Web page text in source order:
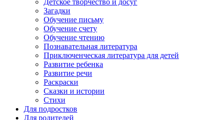
Детское творчество и досуг
Загадки
Обучение письму
Обучение счету
Обучение чтению
Познавательная литература
Приключенческая литература для детей
Развитие ребенка
Развитие речи
Раскраски
Сказки и истории
Стихи
Для подростков
Для родителей